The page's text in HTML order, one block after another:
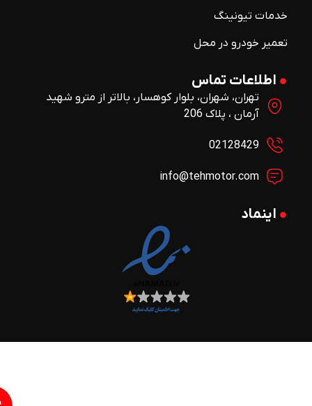
خدمات تیونینگ
تعمیر خودرو در محل
اطلاعات تماس
تهران، شهران، بلوار کوهسار، بالاتر از مترو شهید
آرمان ، پلاک 206
02128429
info@tehmotor.com
اینماد